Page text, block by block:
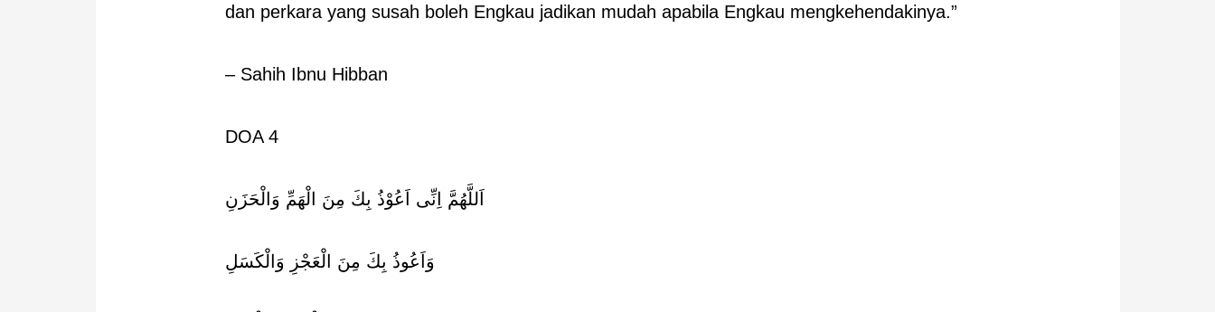
dan perkara yang susah boleh Engkau jadikan mudah apabila Engkau mengkehendakinya.”
– Sahih Ibnu Hibban
DOA 4
اَللَّهُمَّ اِنِّى اَعُوْذُ بِكَ مِنَ الْهَمِّ وَالْحَزَنِ
وَاَعُوذُ بِكَ مِنَ الْعَجْزِ وَالْكَسَلِ